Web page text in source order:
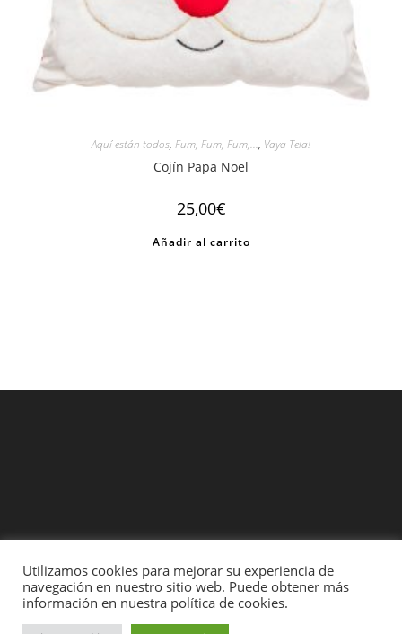
Aquí están todos, Fum, Fum, Fum,..., Vaya Tela!
Cojín Papa Noel
25,00€
Añadir al carrito
Contacto Entregas y Devoluciones
Formas de Pago
Rollos legales y demás
Utilizamos cookies para mejorar su experiencia de
navegación en nuestro sitio web. Puede obtener más
información en nuestra política de cookies.